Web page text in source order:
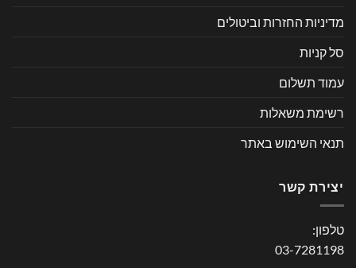
מדיניות החזרות וביטולים
סל קניות
עמוד תשלום
רשימת משאלות
תנאי השימוש באתר
יצירת קשר
טלפון:
03-7281198